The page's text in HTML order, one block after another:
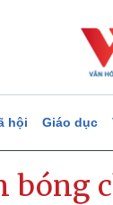
hội Giáo dục
bóng